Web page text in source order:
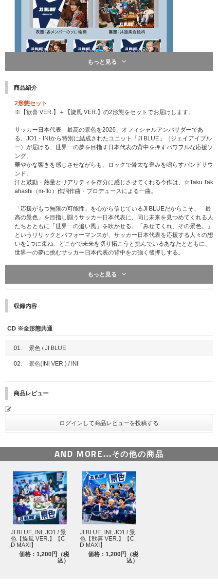
※ソロ絵柄全12種類よりご希望のメンバーの絵柄を1種選択いただけます。
※2026年4月6日（月）以降ご注文の場合、なくなり次第終了となります。
[2]
歓喜 VER.
①応募抽選券(シリアルナンバー) 1枚
②トレーディングカード 1枚 (歓喜 VER.12種類の中から1枚をランダム封
＜初回プレス限定封入特典＞
①応募抽選券(シリアルナンバー) 1枚
②トレーディングカード 1枚 (旋風 VER.12種類の中から1枚をランダム封
③セルカトレーディングカード 1枚 (旋風 VER.12種類の中から1枚をランダ
■JI BLUE SINGLE『景色』応募抽選特典
【Ｓ賞】青春のパストーク会（合計264名様）
サッカーにちなんで、各メンバーとサッカーボールでパスを繋ぎ、トークを
楽しんでいただく企画です。（パスは１ラリー）
・関東会場…各メンバー11名様／合計132名様 ・関西会場…各メンバー11
名様／合計132名様
【A賞】個別オフラインサイン会（合計720名様）
各メンバーとの個別オフラインサイン会
・関東会場…各メンバー30名様／合計360名様 ・関西会場…各メンバー30
名様／合計360名様
もっと見る
商品紹介
2形態セット
※【歓喜 VER.】＋【旋風 VER.】の2形態をセットでお届けします。
サッカー日本代表「最高の景色を2026」オフィシャルアンバサダーであ
る、JO1・INIから特別に結成されたユニット「JI BLUE」（ジェイアイブル
ー）が届ける、世界一の夢を目指す日本代表の背中を押すパワフルな応援ソ
ング。
華やかな響きを感じさせながらも、ロックで骨太な歪みを鳴らすバンドサウ
ンド。
汗と鼓動・熱量とリアリティを存分に感じさせてくれる今作は、☆Taku Tak
ahashi（m-flo）作詞作曲・プロデュースによる一曲。
「応援がもつ無限の可能性」を心から信じているJI BLUEだからこそ、「最
高の景色」を目指し闘うサッカー日本代表に、同じ未来を見つめてくれる人
たちとともに「世界一の追い風」を吹かせる。「みせてくれ、その景色。」
というリリックとパフォーマンスが、サッカー日本代表を応援する人々の想
いを1つに束ね、どこかで未来を切り拓こうと挑んでいるあなたとともに、
世界一の夢に挑むサッカー日本代表の背中を力強く後押しする。
もっと見る
収録内容
CD ※全形態共通
01. 景色 / JI BLUE
02. 景色(INI VER.) / INI
商品レビュー
AND MORE...その他の商品
JI BLUE, INI, JO1 / 景
色【旋風 VER.】【C
D MAXI】
価格：1,200円（税
込）
JI BLUE, INI, JO1 / 景
色【歓喜 VER.】【C
D MAXI】
価格：1,200円（税
込）